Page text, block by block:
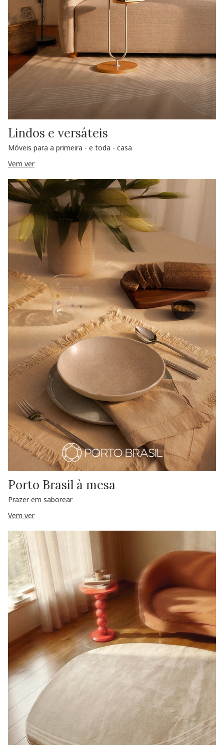
Lindos e versáteis
Móveis para a primeira - e toda - casa
Vem ver
Porto Brasil à mesa
Prazer em saborear
Vem ver